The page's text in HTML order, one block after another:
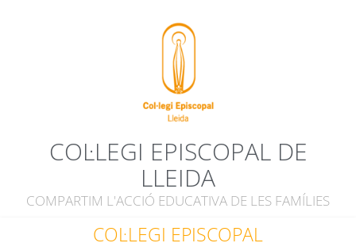
COL·LEGI EPISCOPAL DE
LLEIDA
COMPARTIM L'ACCIÓ EDUCATIVA DE LES FAMÍLIES
COL·LEGI EPISCOPAL